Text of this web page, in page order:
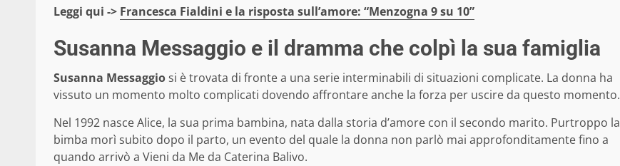
Leggi qui -> Francesca Fialdini e la risposta sull’amore: “Menzogna 9 su 10”
Susanna Messaggio e il dramma che colpì la sua famiglia
Susanna Messaggiosi è trovata di fronte a una serie interminabili di situazioni complicate. La donna ha
vissuto un momento molto complicati dovendo affrontare anche la forza per uscire da questo momento.
Nel 1992 nasce Alice, la sua prima bambina, nata dalla storia d’amore con il secondo marito. Purtroppo la
bimba morì subito dopo il parto, un evento del quale la donna non parlò mai approfonditamente fino a
quando arrivò a Vieni da Me da Caterina Balivo.